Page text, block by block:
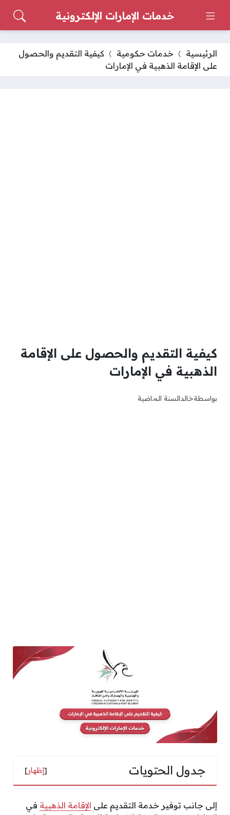
خدمات الإمارات الإلكترونية
الرئيسية خدمات حكومية
كيفية التقديم والحصول
على الإقامة الذهبية في الإمارات
كيفية التقديم والحصول على الإقامة
الذهبية في الإمارات
بواسطةخالدالسنة الماضية
جدول الحتويات [إظهار]
إلى جانب توفير خدمة التقديم على الإقامة الذهبية في